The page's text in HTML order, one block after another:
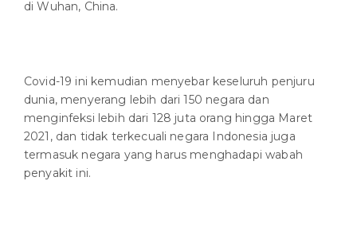
di Wuhan, China.
Covid-19 ini kemudian menyebar keseluruh penjuru
dunia, menyerang lebih dari 150 negara dan
menginfeksi lebih dari 128 juta orang hingga Maret
2021, dan tidak terkecuali negara Indonesia juga
termasuk negara yang harus menghadapi wabah
penyakit ini.